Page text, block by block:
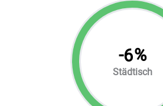
-6%
Städtisch